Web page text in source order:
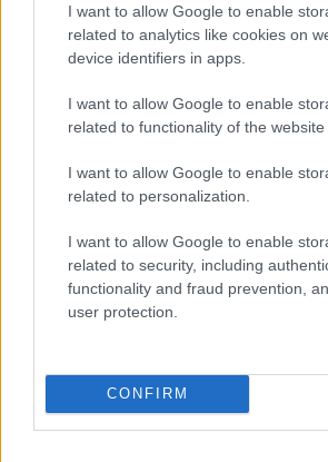
I want to allow Google to enable
related to analytics like cookies on
device identifiers in apps.
I want to allow Google to enable
related to functionality of the website
I want to allow Google to enable
related to personalization.
I want to allow Google to enable
related to security, including
functionality and fraud prevention,
user protection.
CONFIRM
4 ruha, ami
Görög Zita az egyik
öltözött magyar nő